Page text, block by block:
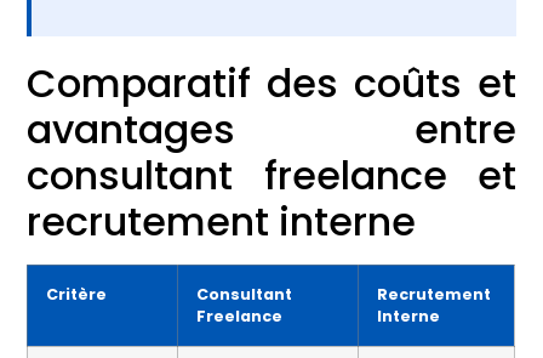
Comparatif des coûts et
avantages entre
consultant freelance et
recrutement interne
Critère
Consultant
Freelance
Recrutement
Interne